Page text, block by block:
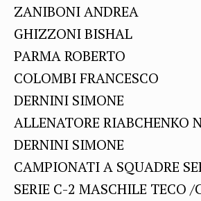
ZANIBONI ANDREA
GHIZZONI BISHAL
PARMA ROBERTO
COLOMBI FRANCESCO
DERNINI SIMONE
ALLENATORE RIABCHENKO
DERNINI SIMONE
CAMPIONATI A SQUADRE
SERIE C-2 MASCHILE TECO /